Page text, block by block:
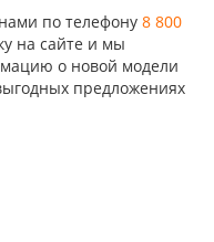
по телефону 8 800
на сайте и мы
о новой модели
предложениях